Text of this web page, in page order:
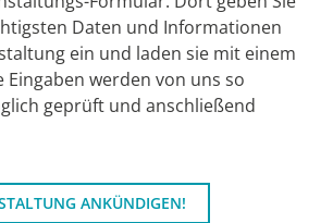
Daten und Informationen
ein und laden sie mit einem
Eingaben werden von uns so
geprüft und anschließend
ANKÜNDIGEN!